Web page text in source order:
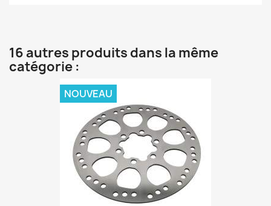
16 autres produits dans la même
catégorie :
NOUVEAU